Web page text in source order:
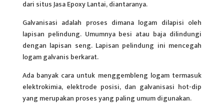
dari situs Jasa Epoxy Lantai, diantaranya.
Galvanisasi adalah proses dimana logam dilapisi oleh
lapisan pelindung. Umumnya besi atau baja dilindungi
dengan lapisan seng. Lapisan pelindung ini mencegah
logamgalvanis berkarat.
Ada banyak cara untuk menggembleng logam termasuk
elektrokimia, elektrode posisi, dan galvanisasi hot-dip
yang merupakan proses yang paling umum digunakan.